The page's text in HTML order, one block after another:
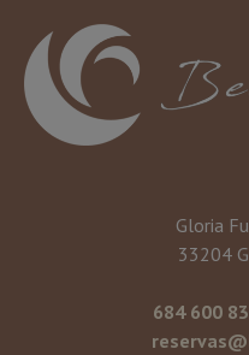
Gloria
33204
684 600